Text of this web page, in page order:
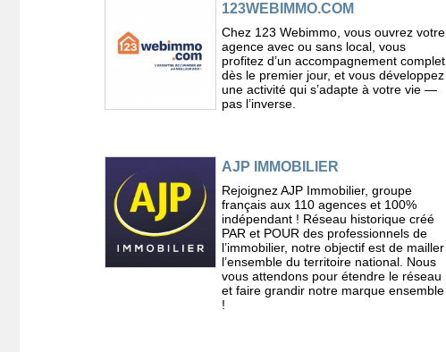
123WEBIMMO.COM
Chez 123 Webimmo, vous ouvrez votre
agence avec ou sans local, vous
profitez d’un accompagnement complet
dès le premier jour, et vous développez
une activité qui s’adapte à votre vie —
pas l’inverse.
AJP IMMOBILIER
Rejoignez AJP Immobilier, groupe
français aux 110 agences et 100%
indépendant ! Réseau historique créé
PAR et POUR des professionnels de
l’immobilier, notre objectif est de mailler
l’ensemble du territoire national. Nous
vous attendons pour étendre le réseau
et faire grandir notre marque ensemble
!